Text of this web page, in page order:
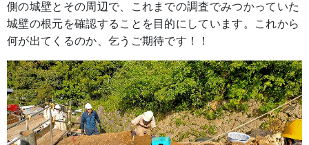
側の城壁とその周辺で、これまでの調査でみつかっていた
城壁の根元を確認することを目的にしています。これから
何が出てくるのか、乞うご期待です！！